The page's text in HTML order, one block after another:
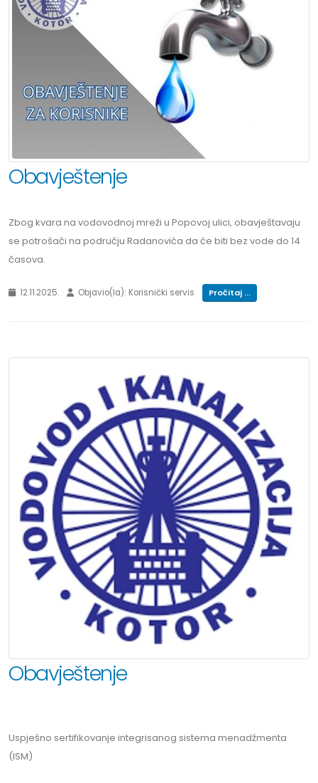
Obavještenje
Zbog kvara na vodovodnoj mreži u Popovoj ulici, obavještavaju
se potrošači na području Radanovića da će biti bez vode do 14
časova.
12.11.2025. Objavio(la): Korisnički servis Pročitaj ...
Obavještenje
Uspješno sertifikovanje integrisanog sistema menadžmenta
(ISM)